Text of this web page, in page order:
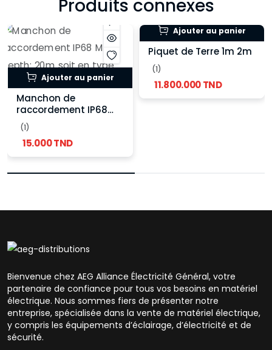
Produits connexes
Ajouter au panier
Manchon de
raccordement IP68
Max depth: 20m soit
en type normale ou
type T
(1)
15.000 TND
Ajouter au panier
Piquet de Terre 1m 2m
(1)
11.800.000 TND
Bienvenue chez AEG Alliance Électricité Général, votre
partenaire de confiance pour tous vos besoins en matériel
électrique. Nous sommes fiers de présenter notre
entreprise, spécialisée dans la vente de matériel électrique,
y compris les équipements d’éclairage, d’électricité et de
sécurité.